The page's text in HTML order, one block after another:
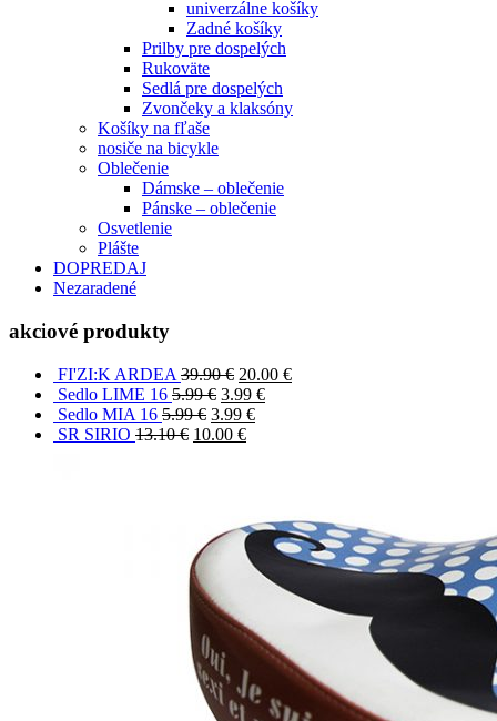
univerzálne košíky
Zadné košíky
Prilby pre dospelých
Rukoväte
Sedlá pre dospelých
Zvončeky a klaksóny
Košíky na fľaše
nosiče na bicykle
Oblečenie
Dámske – oblečenie
Pánske – oblečenie
Osvetlenie
Plášte
DOPREDAJ
Nezaradené
akciové produkty
FI'ZI:K ARDEA 39.90€ 20.00 €
Sedlo LIME 16 5.99€ 3.99 €
Sedlo MIA 16 5.99€ 3.99 €
SR SIRIO 13.10€ 10.00 €